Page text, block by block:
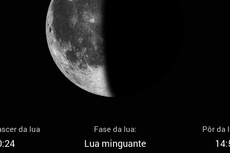
da lua Fase da lua:
Lua minguante
Pôr da